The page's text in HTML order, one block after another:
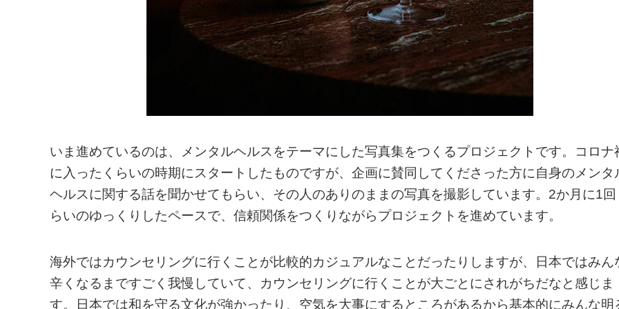
いま進めているのは、メンタルヘルスをテーマにした写真集をつくるプロジェクトです。コロナ
に入ったくらいの時期にスタートしたものですが、企画に賛同してくださった方に自身のメンタ
ヘルスに関する話を聞かせてもらい、その人のありのままの写真を撮影しています。2か月に1回
らいのゆっくりしたペースで、信頼関係をつくりながらプロジェクトを進めています。
海外ではカウンセリングに行くことが比較的カジュアルなことだったりしますが、日本ではみん
辛くなるまですごく我慢していて、カウンセリングに行くことが大ごとにされがちだなと感じま
す。日本では和を守る文化が強かったり、空気を大事にするところがあるから基本的にみんな明